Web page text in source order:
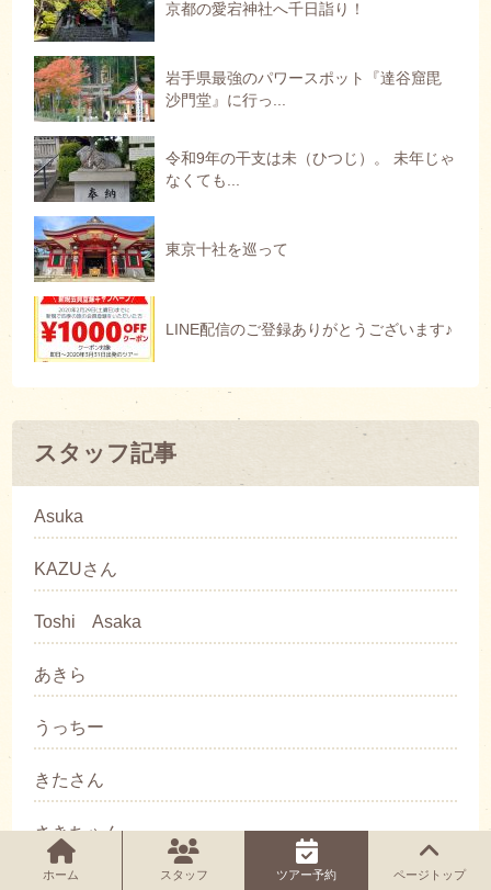
京都の愛宕神社へ千日詣り！
岩手県最強のパワースポット『達谷窟毘
沙門堂』に行っ...
令和9年の干支は未（ひつじ）。 未年じゃ
なくても...
東京十社を巡って
LINE配信のご登録ありがとうございます♪
スタッフ記事
Asuka
KAZUさん
Toshi Asaka
あきら
うっちー
きたさん
さきちゃん
ざっしー
ホーム スタッフ ツアー予約 ページトップ